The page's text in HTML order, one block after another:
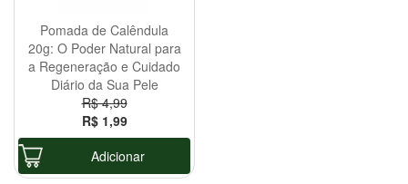
Pomada de Calêndula
20g: O Poder Natural para
a Regeneração e Cuidado
Diário da Sua Pele
R$ 4,99
R$ 1,99
Adicionar